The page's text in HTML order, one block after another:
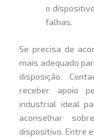
o
falhas.
Se precisa de
mais adequado
disposição.
receber apoio
industrial ideal
aconselhar
dispositivo. Entre